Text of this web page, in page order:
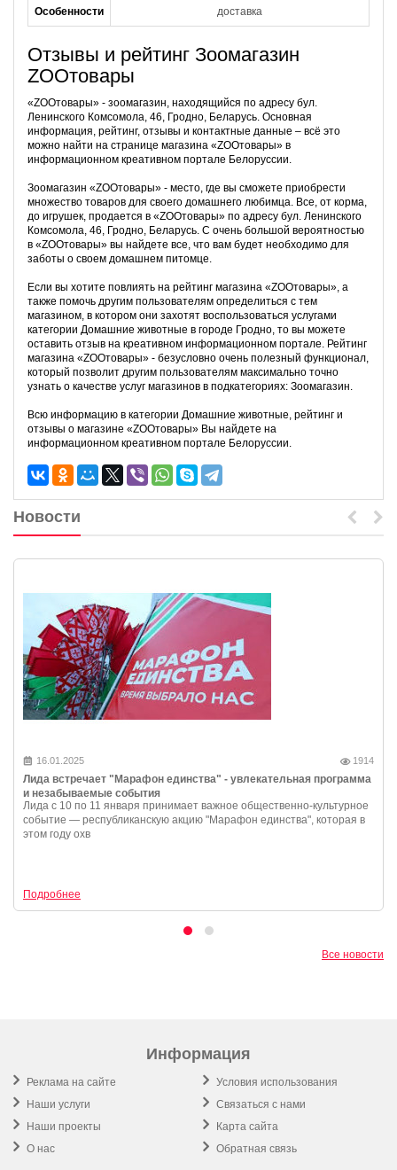
Особенности доставка
Отзывы и рейтинг Зоомагазин
ZOOтовары
«ZOOтовары» - зоомагазин, находящийся по адресу бул.
Ленинского Комсомола, 46, Гродно, Беларусь. Основная
информация, рейтинг, отзывы и контактные данные – всё это
можно найти на странице магазина «ZOOтовары» в
информационном креативном портале Белоруссии.
Зоомагазин «ZOOтовары» - место, где вы сможете приобрести
множество товаров для своего домашнего любимца. Все, от корма,
до игрушек, продается в «ZOOтовары» по адресу бул. Ленинского
Комсомола, 46, Гродно, Беларусь. С очень большой вероятностью
в «ZOOтовары» вы найдете все, что вам будет необходимо для
заботы о своем домашнем питомце.
Если вы хотите повлиять на рейтинг магазина «ZOOтовары», а
также помочь другим пользователям определиться с тем
магазином, в котором они захотят воспользоваться услугами
категории Домашние животные в городе Гродно, то вы можете
оставить отзыв на креативном информационном портале. Рейтинг
магазина «ZOOтовары» - безусловно очень полезный функционал,
который позволит другим пользователям максимально точно
узнать о качестве услуг магазинов в подкатегориях: Зоомагазин.
Всю информацию в категории Домашние животные, рейтинг и
отзывы о магазине «ZOOтовары» Вы найдете на
информационном креативном портале Белоруссии.
Новости
16.01.2025 1914
Лида встречает "Марафон единства" - увлекательная программа
и незабываемые события
Лида с 10 по 11 января принимает важное общественно-культурное
событие — республиканскую акцию "Марафон единства", которая в
этом году охв
Подробнее
Все новости
Информация
Реклама на сайте
Наши услуги
Наши проекты
О нас
Условия использования
Связаться с нами
Карта сайта
Обратная связь